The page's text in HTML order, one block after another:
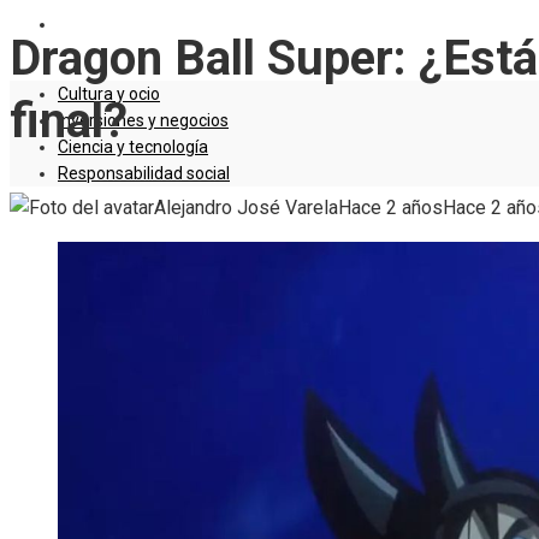
Cultura y ocio
Inversiones y negocios
Ciencia y tecnología
Responsabilidad social
Dragon Ball Super:
final?
Alejandro José VarelaHace 2 años Hace 2